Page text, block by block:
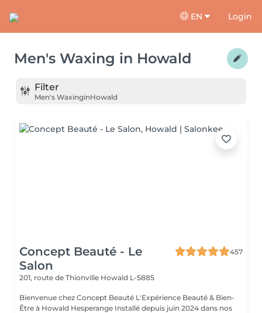
EN Login
Men's Waxing in Howald
Filter
Men's WaxinginHowald
Concept Beauté - Le
Salon
457
201, route de Thionville Howald L-5885
Bienvenue chez Concept Beauté L'Expérience Beauté & Bien-
Être à Howald Hesperange Installé depuis juin 2024 dans nos